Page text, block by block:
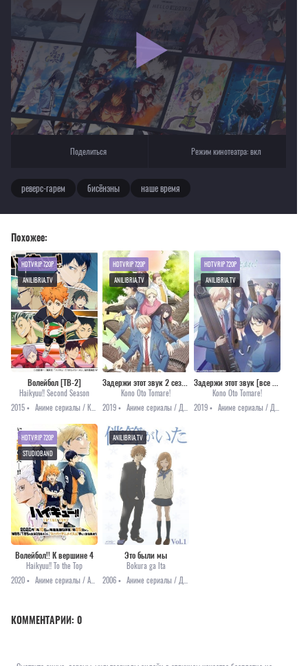
Если видео не работает, обновите страницу или выберите другой плеер!
Для просмотра некоторых аниме необходимо установить VPN
Текущее воспроизведение：Принц страйда: Альтернатива
Поделиться Режим кинотеатра:вкл
реверс-гарем бисёнэны наше время
Похожее:
Волейбол [ТВ-2]
Haikyuu!! Second Season
2015 •
HDTVRIP 720P
ANILIBRIA.TV
Kono Oto Tomare!
2019 •
HDTVRIP 720P
ANILIBRIA.TV
Kono Oto Tomare!
2019 •
HDTVRIP 720P
ANILIBRIA.TV
Волейбол!! К вершине 4
Haikyuu!! To the Top
2020 •
Аниме сериалы / Аниме 2020 / Комедия / Сёнэн / Спорт
HDTVRIP 720P
STUDIOBAND
Это были мы
Bokura ga Ita
2006 •
Аниме сериалы / Драма / Повседневность / Романтика / Сёдзё
ANILIBRIA.TV
КОММЕНТАРИИ: 0